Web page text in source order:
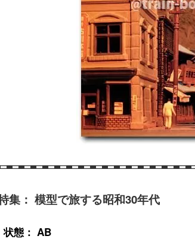
集： 模型で旅する昭和30年代
状態： AB